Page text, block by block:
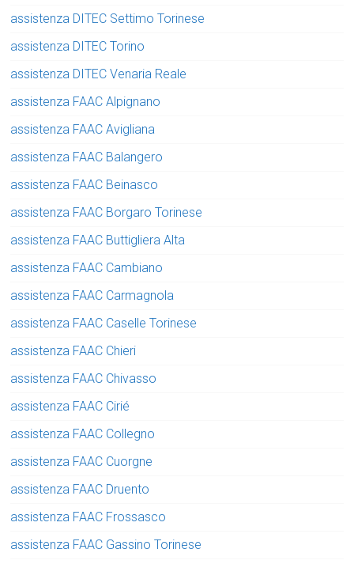
assistenza DITEC Settimo Torinese
assistenza DITEC Torino
assistenza DITEC Venaria Reale
assistenza FAAC Alpignano
assistenza FAAC Avigliana
assistenza FAAC Balangero
assistenza FAAC Beinasco
assistenza FAAC Borgaro Torinese
assistenza FAAC Buttigliera Alta
assistenza FAAC Cambiano
assistenza FAAC Carmagnola
assistenza FAAC Caselle Torinese
assistenza FAAC Chieri
assistenza FAAC Chivasso
assistenza FAAC Cirié
assistenza FAAC Collegno
assistenza FAAC Cuorgne
assistenza FAAC Druento
assistenza FAAC Frossasco
assistenza FAAC Gassino Torinese